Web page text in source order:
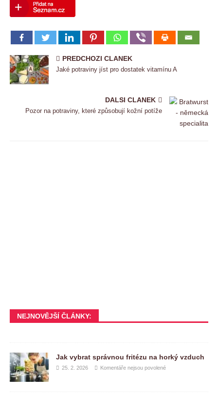
PREDCHOZI CLANEK
Jaké potraviny jíst pro dostatek vitamínu A
DALSI CLANEK
Pozor na potraviny, které způsobují kožní potíže
NEJNOVĚJŠÍ ČLÁNKY:
Jak vybrat správnou fritézu na horký vzduch
25. 2. 2026 Komentáře nejsou povolené